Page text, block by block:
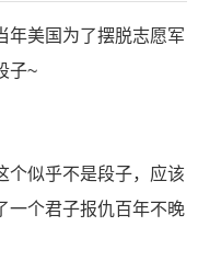
年美国为了摆脱志愿军
子~
个似乎不是段子，应该
一个君子报仇百年不晚